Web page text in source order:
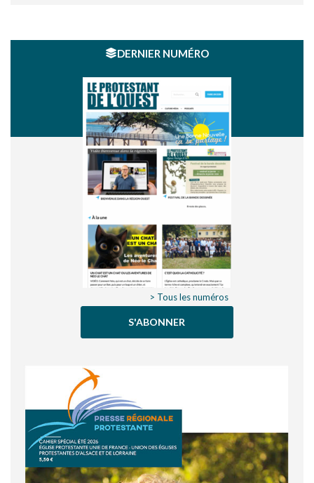
DERNIER NUMÉRO
> Tous les numéros
S'ABONNER